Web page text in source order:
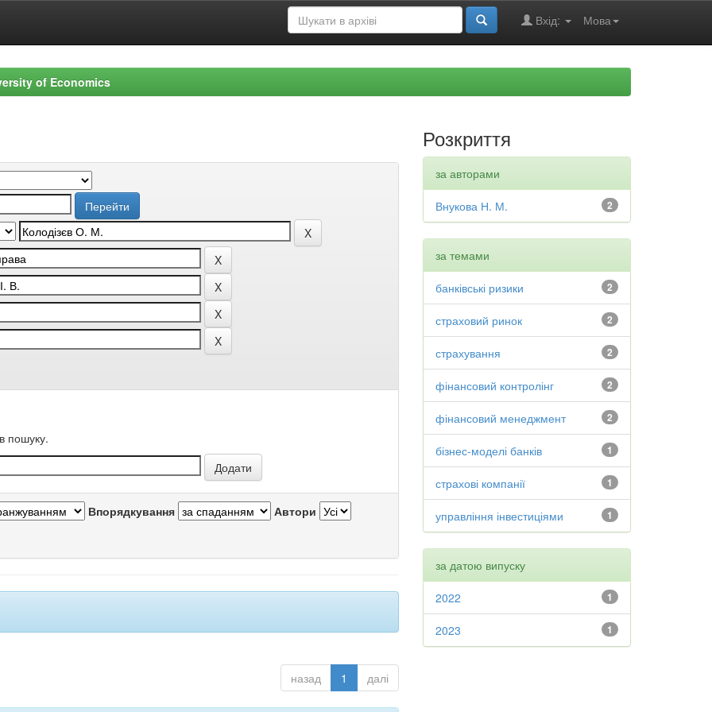
Мова
Вхід:
of Economics
пошуку.
Впорядкування Автори
назад 1 далі
Розкриття
за авторами
2
Внукова Н. М.
за темами
2
банківські ризики
2
страховий ринок
2
страхування
2
фінансовий контролінг
2
фінансовий менеджмент
1
бізнес-моделі банків
1
страхові компанії
1
управління інвестиціями
за датою випуску
1
2022
1
2023